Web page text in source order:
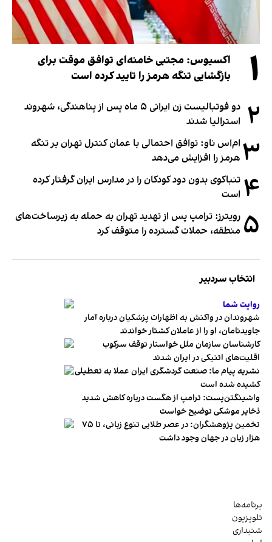
۱
اکسیوس: مجتبی خامنه‌ای توافق موقت برای
بازگشایی تنگه هرمز را تایید کرده است
۲
دو فوتبالیست زن ایرانی ۵ ماه پس از پناهندگی، شهروند
استرالیا شدند
۳ ام‌اس ناو: توافق احتمالی با عمان کنترل تهران بر تنگه
هرمز را افزایش می‌دهد
۴ تنباکوی بدون دود کودکان را در مدارس ایران گرفتار کرده
است
۵ رویترز: ترامپ پس از تهدید تهران به حمله به زیرساخت‌های
منطقه، حملات گسترده را متوقف کرد
انتخاب سردبیر
روایت شما
شهروندان در واکنش به اظهارات پزشکیان درباره آمار
جاویدنامان، او را از عاملان کشتار خواندند
کارشناسان سازمان ملل خواستار توقف سرکوب
اقلیت‌های اتنیکی در ایران شدند
نشریه پیام ما: صنعت گردشگری ایران عملا به تعطیلی
کشیده شده است
واشینگتن‌پست: ترامپ از هگست درباره کاهش شدید
ذخایر موشکی توضیح خواست
تخمین پژوهشگران: در عصر طلایی تنوع زبانی، تا ۷۵
هزار زبان در جهان وجود داشت
برنامه‌ها
تلویزیون
شنیداری